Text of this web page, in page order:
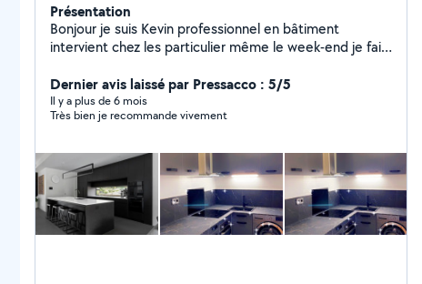
Présentation
Bonjour je suis Kevin professionnel en bâtiment
intervient chez les particulier même le week-end je fais
peint, montage de cuisine peinture, pose de
terrasse,tondre la pelouse ,ect pour plus
d'informations. N'hésitez pas à me contacter je reste à
Dernier avis laissé par Pressacco : 5/5
Il y a plus de 6 mois
Très bien je recommande vivement